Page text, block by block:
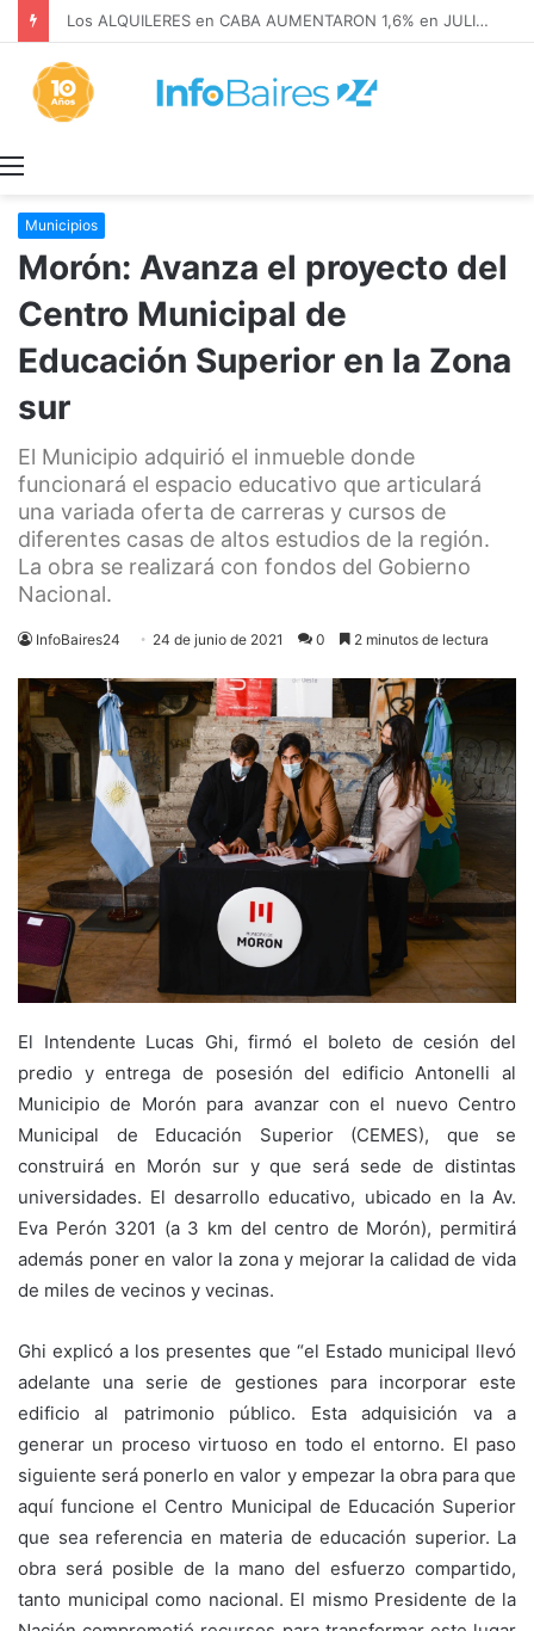
Los ALQUILERES en CABA AUMENTARON 1,6% en JULIO: 17,5% en 2026
Municipios
Morón: Avanza el proyecto del
Centro Municipal de
Educación Superior en la Zona
sur
El Municipio adquirió el inmueble donde
funcionará el espacio educativo que articulará
una variada oferta de carreras y cursos de
diferentes casas de altos estudios de la región.
La obra se realizará con fondos del Gobierno
Nacional.
InfoBaires24 24 de junio de 2021 0 2 minutos de lectura
El Intendente Lucas Ghi, firmó el boleto de cesión del
predio y entrega de posesión del edificio Antonelli al
Municipio de Morón para avanzar con el nuevo Centro
Municipal de Educación Superior (CEMES), que se
construirá en Morón sur y que será sede de distintas
universidades. El desarrollo educativo, ubicado en la Av.
Eva Perón 3201 (a 3 km del centro de Morón), permitirá
además poner en valor la zona y mejorar la calidad de vida
de miles de vecinos y vecinas.
Ghi explicó a los presentes que “el Estado municipal llevó
adelante una serie de gestiones para incorporar este
edificio al patrimonio público. Esta adquisición va a
generar un proceso virtuoso en todo el entorno. El paso
siguiente será ponerlo en valor y empezar la obra para que
aquí funcione el Centro Municipal de Educación Superior
que sea referencia en materia de educación superior. La
obra será posible de la mano del esfuerzo compartido,
tanto municipal como nacional. El mismo Presidente de la